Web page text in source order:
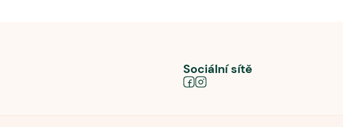
Sociální sítě